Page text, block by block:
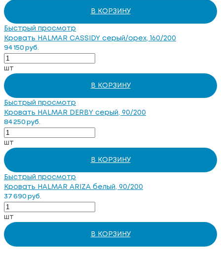
В КОРЗИНУ
Быстрый просмотр
Кровать HALMAR CASSIDY серый/орех, 160/200
94 150 руб.
шт
В КОРЗИНУ
Быстрый просмотр
Кровать HALMAR DERBY серый, 90/200
84 250 руб.
шт
В КОРЗИНУ
Быстрый просмотр
Кровать HALMAR ARIZA белый, 90/200
37 690 руб.
шт
В КОРЗИНУ